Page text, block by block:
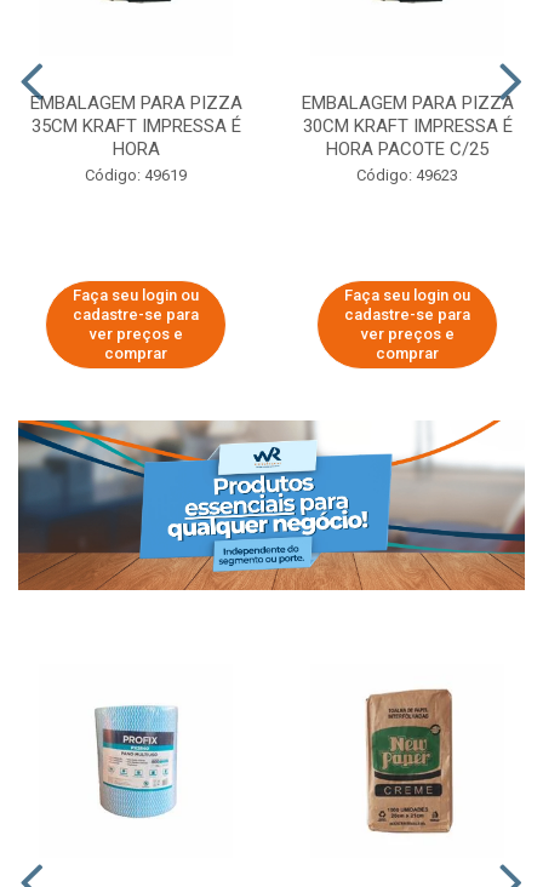
EMBALAGEM PARA PIZZA
35CM KRAFT IMPRESSA É
HORA
Código: 49619
Faça seu login ou
cadastre-se para
ver preços e
comprar
EMBALAGEM PARA PIZZA
30CM KRAFT IMPRESSA É
HORA PACOTE C/25
Código: 49623
Faça seu login ou
cadastre-se para
ver preços e
comprar